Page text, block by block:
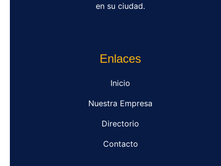
en su ciudad.
Enlaces
Inicio
Nuestra Empresa
Directorio
Contacto